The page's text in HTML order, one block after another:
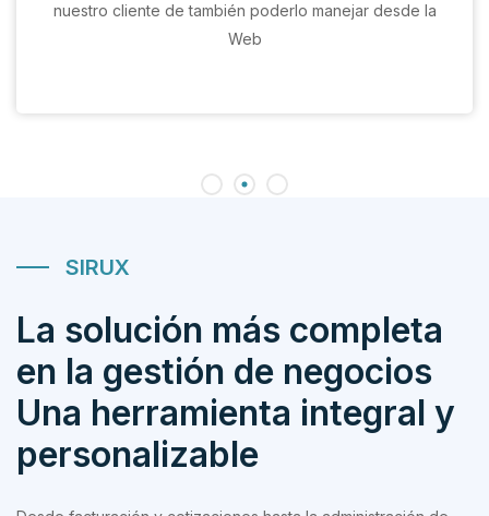
nuestro cliente de también poderlo manejar desde la
Web
SIRUX
La solución más completa
en la gestión de negocios
Una herramienta integral y
personalizable